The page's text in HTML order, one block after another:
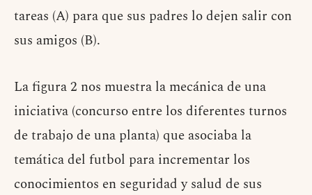
tareas (A) para que sus padres lo dejen salir con
sus amigos (B).
La figura 2 nos muestra la mecánica de una
iniciativa (concurso entre los diferentes turnos
de trabajo de una planta) que asociaba la
temática del futbol para incrementar los
conocimientos en seguridad y salud de sus